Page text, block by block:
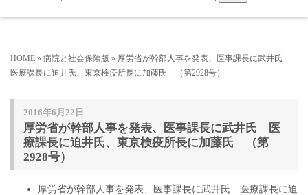
HOME » 病院と社会保険版 » 厚労省が幹部人事を発表、医事課長に武井氏
医療課長に迫井氏、東京検疫所長に加藤氏 （第2928号）
2016年6月22日
厚労省が幹部人事を発表、医事課長に武井氏 医
療課長に迫井氏、東京検疫所長に加藤氏 （第
2928号）
厚労省が幹部人事を発表、医事課長に武井氏 医療課長に迫